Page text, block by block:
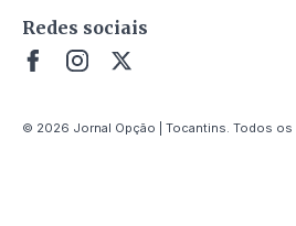
Redes sociais
© 2026 Jornal Opção | Tocantins. Todos